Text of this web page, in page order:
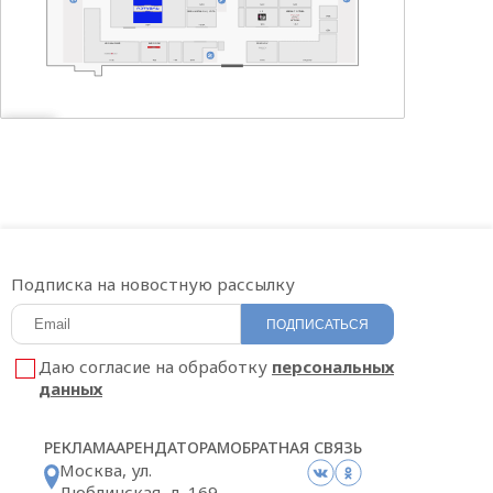
HOOKAH PLACE SOKOLOV
САЛОН МЕГАФОН | YOTA t 2 АЙКРАФТ ОПТИКА
БИGOODИ
РЕКЛАМААРЕНДАТОРАМОБРАТНАЯ СВЯЗЬ
Москва, ул.
Подписка на новостную рассылку
ПОДПИСАТЬСЯ
Даю согласие на обработку персональных
данных